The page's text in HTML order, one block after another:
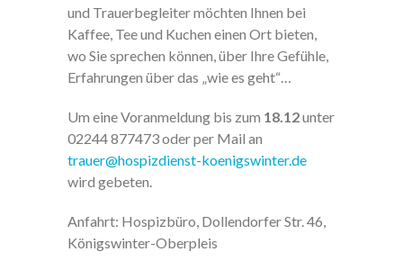
und Trauerbegleiter möchten Ihnen bei
Kaffee, Tee und Kuchen einen Ort bieten,
wo Sie sprechen können, über Ihre Gefühle,
Erfahrungen über das „wie es geht“…
Um eine Voranmeldung bis zum 18.12unter
02244 877473 oder per Mail an
trauer@hospizdienst-koenigswinter.de
wird gebeten.
Anfahrt: Hospizbüro, Dollendorfer Str. 46,
Königswinter-Oberpleis
Mit dem
Laden der
Karte
akzeptiere
Datenschu
tzerklärung
von